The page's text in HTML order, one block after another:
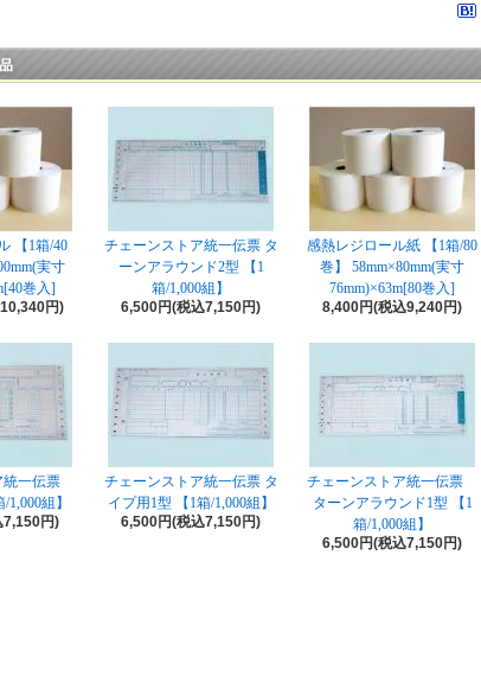
【1箱/40
実寸
巻入]
円)
チェーンストア統一伝票 タ
ーンアラウンド2型 【1
箱/1,000組】
6,500円(税込7,150円)
感熱レジロール紙 【1箱/80
巻】 58mm×80mm(実寸
76mm)×63m[80巻入]
8,400円(税込9,240円)
統一伝票
組】
7,150円)
チェーンストア統一伝票 タ
イプ用1型 【1箱/1,000組】
6,500円(税込7,150円)
チェーンストア統一伝票
ターンアラウンド1型 【1
箱/1,000組】
6,500円(税込7,150円)